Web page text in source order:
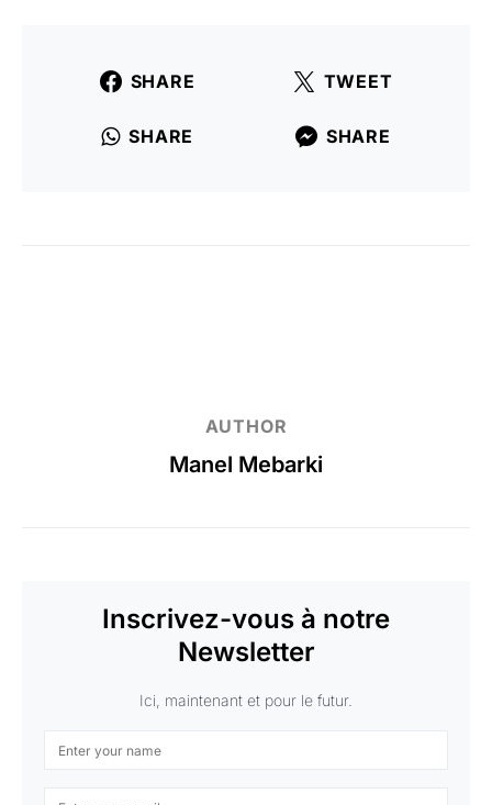
SHARE TWEET
SHARE SHARE
AUTHOR
Manel Mebarki
Inscrivez-vous à notre
Newsletter
Ici, maintenant et pour le futur.